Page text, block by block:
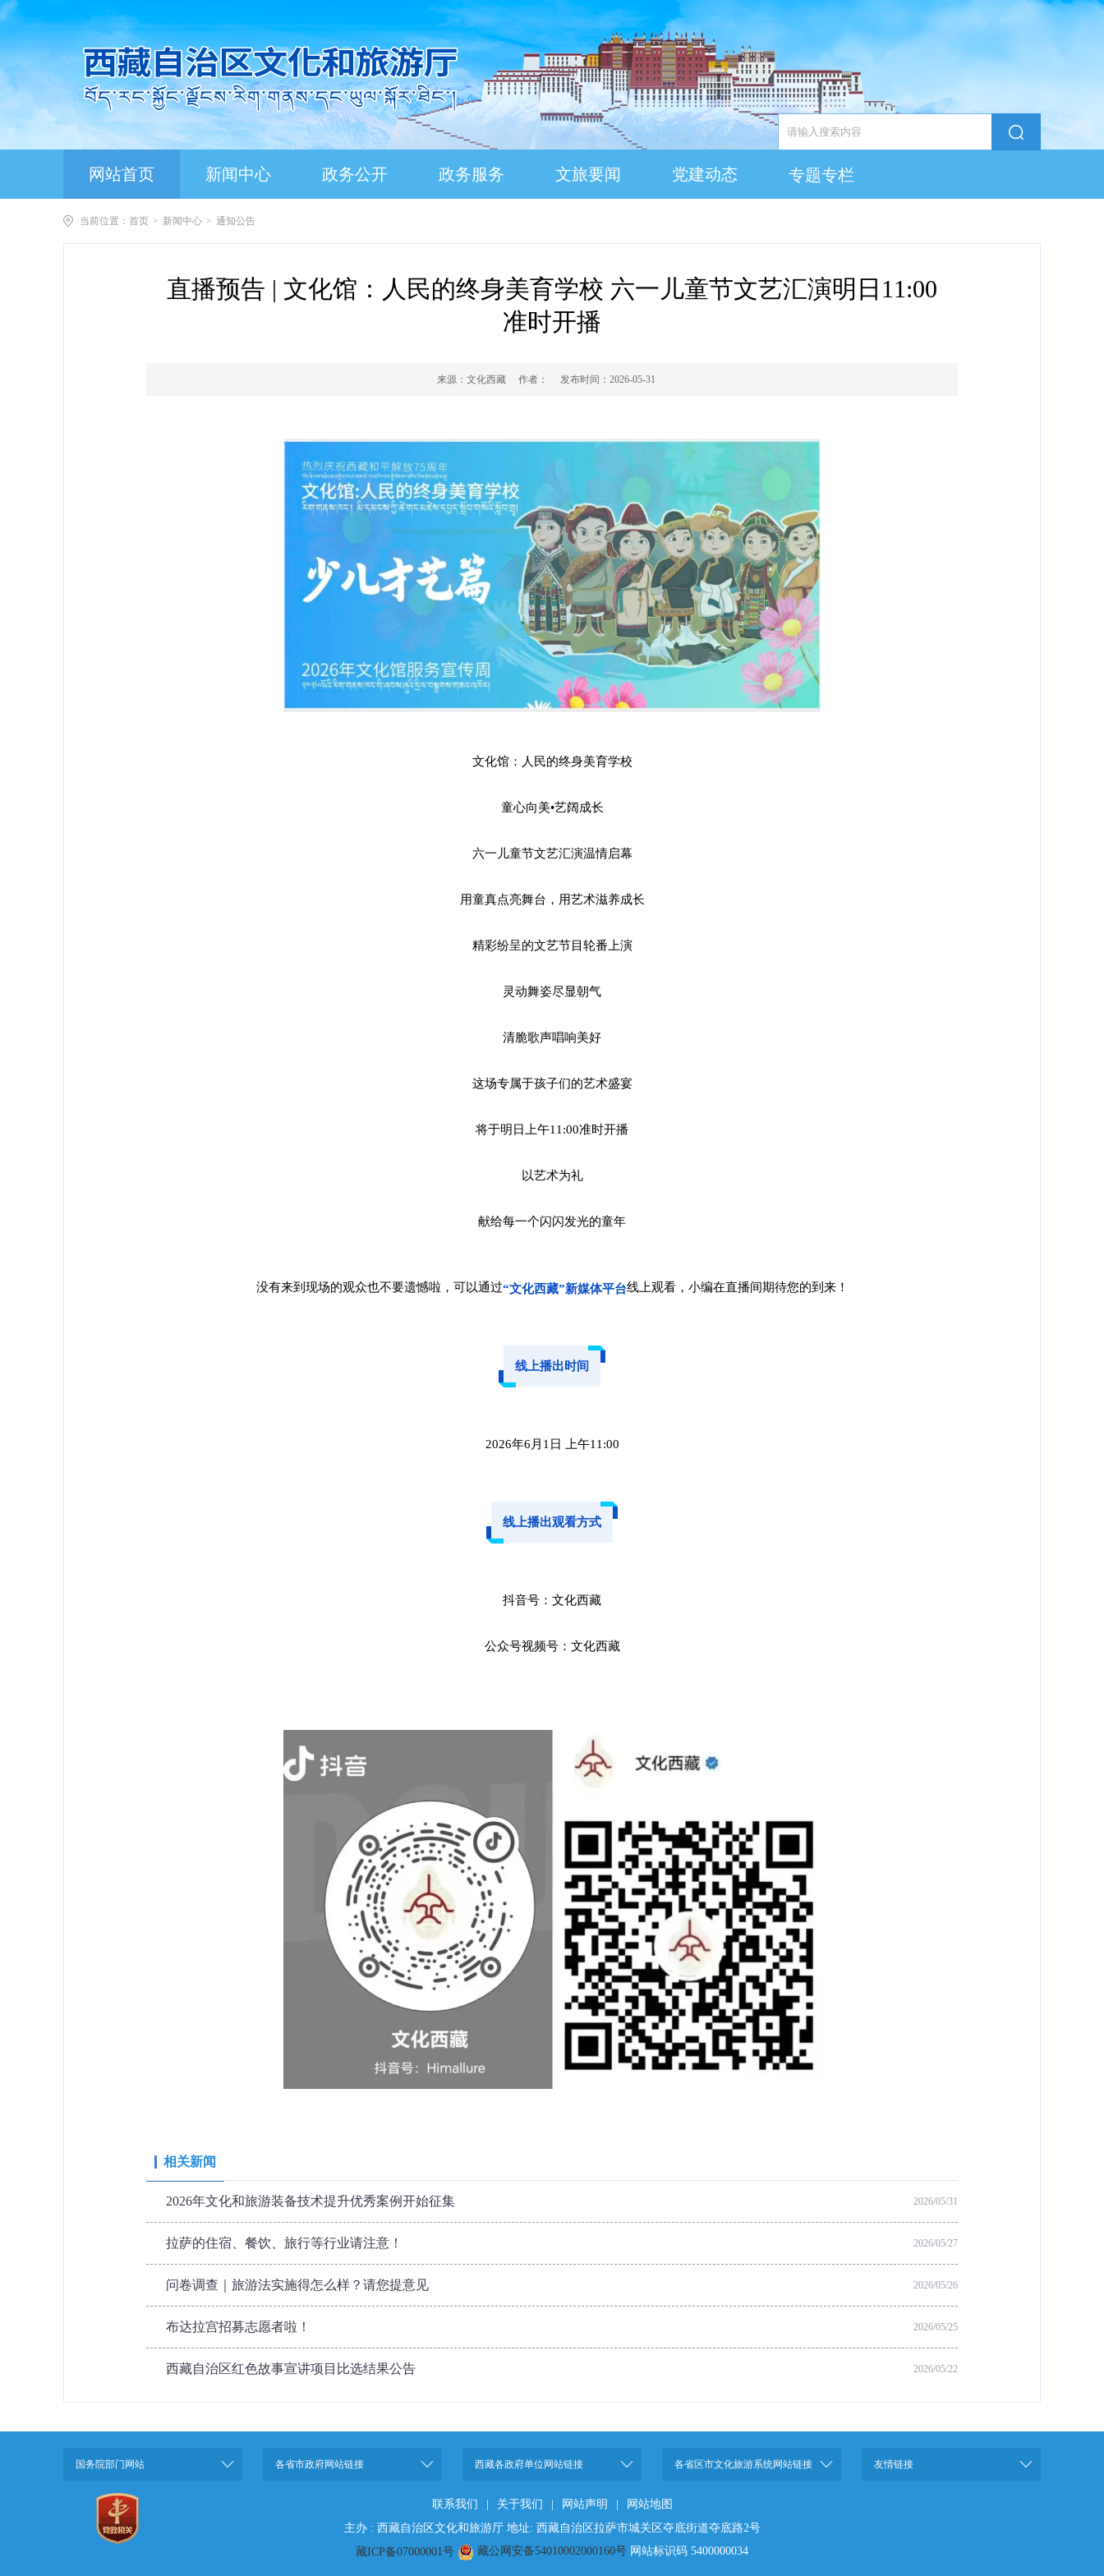
网站首页 新闻中心 政务公开 政务服务 文旅要闻 党建动态 专题专栏
当前位置： 首页 > 新闻中心 > 通知公告
直播预告 | 文化馆：人民的终身美育学校 六一儿童节文艺汇演明日11:00
准时开播
来源： 文化西藏 作者： 发布时间： 2026-05-31
文化馆：人民的终身美育学校
童心向美•艺阔成长
六一儿童节文艺汇演温情启幕
用童真点亮舞台，用艺术滋养成长
精彩纷呈的文艺节目轮番上演
灵动舞姿尽显朝气
清脆歌声唱响美好
这场专属于孩子们的艺术盛宴
将于明日上午11:00准时开播
以艺术为礼
献给每一个闪闪发光的童年
没有来到现场的观众也不要遗憾啦，可以通过“文化西藏”新媒体平台线上观看，小编在直播间期待您的到来！
线上播出时间
2026年6月1日 上午11:00
线上播出观看方式
抖音号：文化西藏
公众号视频号：文化西藏
相关新闻
2026年文化和旅游装备技术提升优秀案例开始征集 2026/05/31
拉萨的住宿、餐饮、旅行等行业请注意！ 2026/05/27
问卷调查｜旅游法实施得怎么样？请您提意见 2026/05/26
布达拉宫招募志愿者啦！ 2026/05/25
西藏自治区红色故事宣讲项目比选结果公告 2026/05/22
国务院部门网站 各省市政府网站链接 西藏各政府单位网站链接 各省区市文化旅游系统网站链接 友情链接
联系我们 | 关于我们 | 网站声明 |
网站地图
主办 : 西藏自治区文化和旅游厅 地址: 西藏自治区拉萨市城关区夺底街道夺底路2号
藏ICP备07000001号
藏公网安备54010002000160号 网站标识码 5400000034